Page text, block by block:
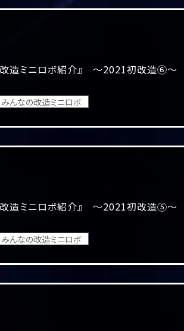
改造ミニロボ紹介』 ～2021初改造⑥～
みんなの改造ミニロボ
改造ミニロボ紹介』 ～2021初改造⑤～
みんなの改造ミニロボ